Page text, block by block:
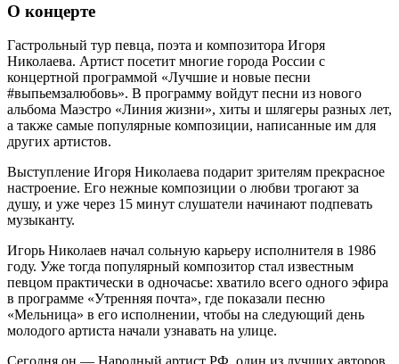
О концерте
Гастрольный тур певца, поэта и композитора Игоря
Николаева. Артист посетит многие города России с
концертной программой «Лучшие и новые песни
#выпьемзалюбовь». В программу войдут песни из нового
альбома Маэстро «Линия жизни», хиты и шлягеры разных лет,
а также самые популярные композиции, написанные им для
других артистов.
Выступление Игоря Николаева подарит зрителям прекрасное
настроение. Его нежные композиции о любви трогают за
душу, и уже через 15 минут слушатели начинают подпевать
музыканту.
Игорь Николаев начал сольную карьеру исполнителя в 1986
году. Уже тогда популярный композитор стал известным
певцом практически в одночасье: хватило всего одного эфира
в программе «Утренняя почта», где показали песню
«Мельница» в его исполнении, чтобы на следующий день
молодого артиста начали узнавать на улице.